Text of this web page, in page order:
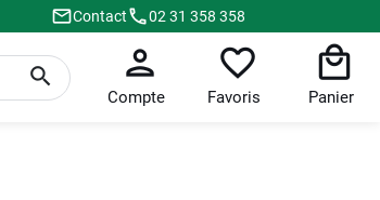
Contact 02 31 358 358
Compte Favoris Panier